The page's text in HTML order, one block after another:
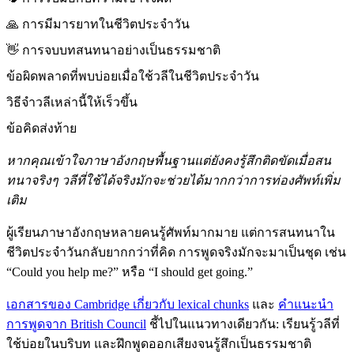
🙏 การมีมารยาทในชีวิตประจำวัน
👋 การจบบทสนทนาอย่างเป็นธรรมชาติ
ข้อผิดพลาดที่พบบ่อยเมื่อใช้วลีในชีวิตประจำวัน
วิธีจำวลีเหล่านี้ให้เร็วขึ้น
ข้อคิดส่งท้าย
หากคุณเข้าใจภาษาอังกฤษพื้นฐานแต่ยังคงรู้สึกติดขัดเมื่อสน
ทนาจริงๆ วลีที่ใช้ได้จริงมักจะช่วยได้มากกว่าการท่องศัพท์เพิ่ม
เติม
ผู้เรียนภาษาอังกฤษหลายคนรู้ศัพท์มากมาย แต่การสนทนาใน
ชีวิตประจำวันกลับยากกว่าที่คิด การพูดจริงมักจะมาเป็นชุด เช่น
“Could you help me?” หรือ “I should get going.”
เอกสารของ Cambridge เกี่ยวกับ lexical chunks และ คำแนะนำ
การพูดจาก British Council ชี้ไปในแนวทางเดียวกัน: เรียนรู้วลีที่
ใช้บ่อยในบริบท และฝึกพูดออกเสียงจนรู้สึกเป็นธรรมชาติ